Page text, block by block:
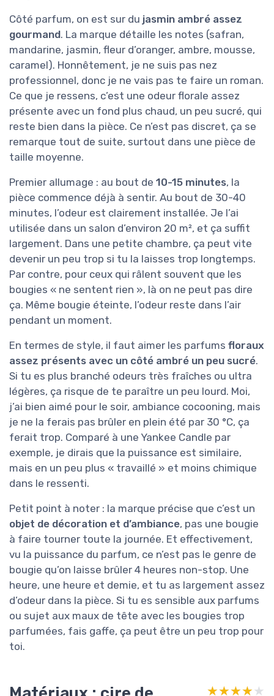
Côté parfum, on est sur du jasmin ambré assez
gourmand. La marque détaille les notes (safran,
mandarine, jasmin, fleur d’oranger, ambre, mousse,
caramel). Honnêtement, je ne suis pas nez
professionnel, donc je ne vais pas te faire un roman.
Ce que je ressens, c’est une odeur florale assez
présente avec un fond plus chaud, un peu sucré, qui
reste bien dans la pièce. Ce n’est pas discret, ça se
remarque tout de suite, surtout dans une pièce de
taille moyenne.
Premier allumage : au bout de 10-15 minutes, la
pièce commence déjà à sentir. Au bout de 30-40
minutes, l’odeur est clairement installée. Je l’ai
utilisée dans un salon d’environ 20 m², et ça suffit
largement. Dans une petite chambre, ça peut vite
devenir un peu trop si tu la laisses trop longtemps.
Par contre, pour ceux qui râlent souvent que les
bougies « ne sentent rien », là on ne peut pas dire
ça. Même bougie éteinte, l’odeur reste dans l’air
pendant un moment.
En termes de style, il faut aimer les parfums floraux
assez présents avec un côté ambré un peu sucré.
Si tu es plus branché odeurs très fraîches ou ultra
légères, ça risque de te paraître un peu lourd. Moi,
j’ai bien aimé pour le soir, ambiance cocooning, mais
je ne la ferais pas brûler en plein été par 30 °C, ça
ferait trop. Comparé à une Yankee Candle par
exemple, je dirais que la puissance est similaire,
mais en un peu plus « travaillé » et moins chimique
dans le ressenti.
Petit point à noter : la marque précise que c’est un
objet de décoration et d’ambiance, pas une bougie
à faire tourner toute la journée. Et effectivement,
vu la puissance du parfum, ce n’est pas le genre de
bougie qu’on laisse brûler 4 heures non-stop. Une
heure, une heure et demie, et tu as largement assez
d’odeur dans la pièce. Si tu es sensible aux parfums
ou sujet aux maux de tête avec les bougies trop
parfumées, fais gaffe, ça peut être un peu trop pour
toi.
★★★★★
★★★★★